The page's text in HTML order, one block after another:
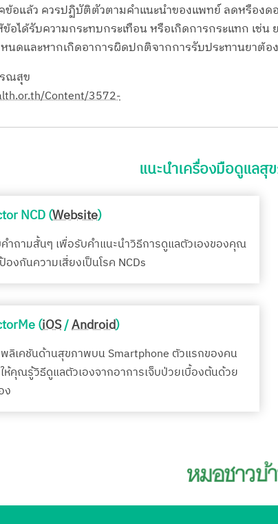
ข้อแล้ว ควรปฏิบัติตัวตามคำแนะนำของแพทย์ ลดหรือง
อได้รับความกระทบกระเทือน หรือเกิดการกระแทก เ
นดและหากเกิดอาการผิดปกติจากการรับประทานยาต้
ณสุข
Content/3572-
แนะนำเครื่องมือดูแลสุ
NCD (Website)
ำถามสั้นๆ เพื่อรับคำแนะนำวิธีการดูแลตัวเองของคุณ
องกันความเสี่ยงเป็นโรค NCDs
(iOS/Android)
ลิเคชันด้านสุขภาพบน Smartphone ตัวแรกของคน
ห้คุณรู้วิธีดูแลตัวเองจากอาการเจ็บป่วยเบื้องต้นด้วย
ง